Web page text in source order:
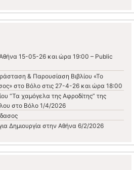
15-05-26 και ώρα 19:00 – Public
& Παρουσίαση Βιβλίου «Το
στο Βόλο στις 27-4-26 και ώρα 18:00
“Τα χαμόγελα της Αφροδίτης” της
στο Βόλο 1/4/2026
Δημιουργία στην Αθήνα 6/2/2026